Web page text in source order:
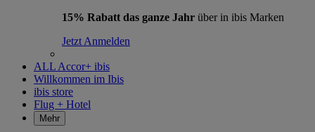
15% Rabatt das ganze Jahr über in ibis Marken
Jetzt Anmelden
ALL Accor+ ibis
Willkommen im Ibis
ibis store
Flug + Hotel
Mehr